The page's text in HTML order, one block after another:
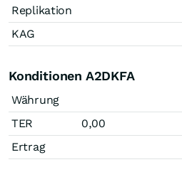
Replikation
KAG
Konditionen A2DKFA
Währung
TER
0,00
Ertrag